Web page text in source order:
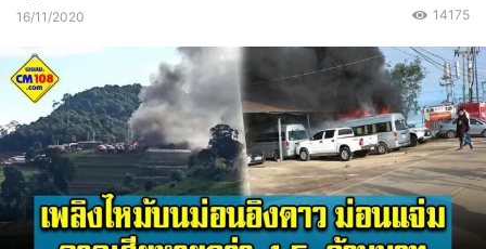
16/11/2020 14175